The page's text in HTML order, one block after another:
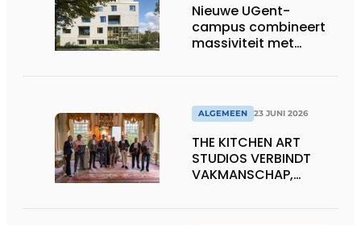
Nieuwe UGent-
campus combineert
massiviteit met
ALGEMEEN 23 JUNI 2026
THE KITCHEN ART
STUDIOS VERBINDT
VAKMANSCHAP,